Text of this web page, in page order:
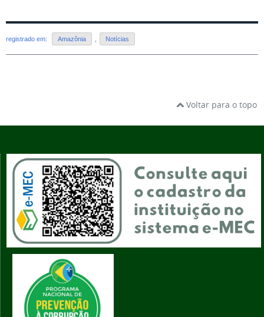
registrado em: Amazônia Notícias
Voltar para o topo